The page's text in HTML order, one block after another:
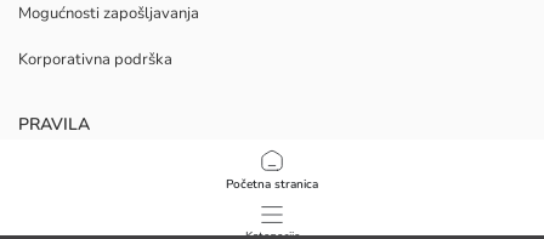
Početna stranica
Mogućnosti zapošljavanja
Korporativna podrška
PRAVILA
Politika privatnosti i sigurnosti podataka
Uvjeti korištenja